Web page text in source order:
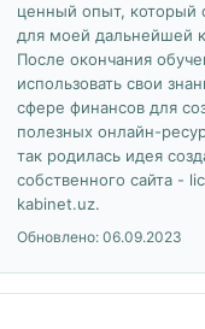
ценный опыт, который
для моей дальнейшей
После окончания
использовать свои
сфере финансов для
полезных онлайн-
так родилась идея
собственного сайта -
kabinet.uz.
Обновлено: 06.09.2023